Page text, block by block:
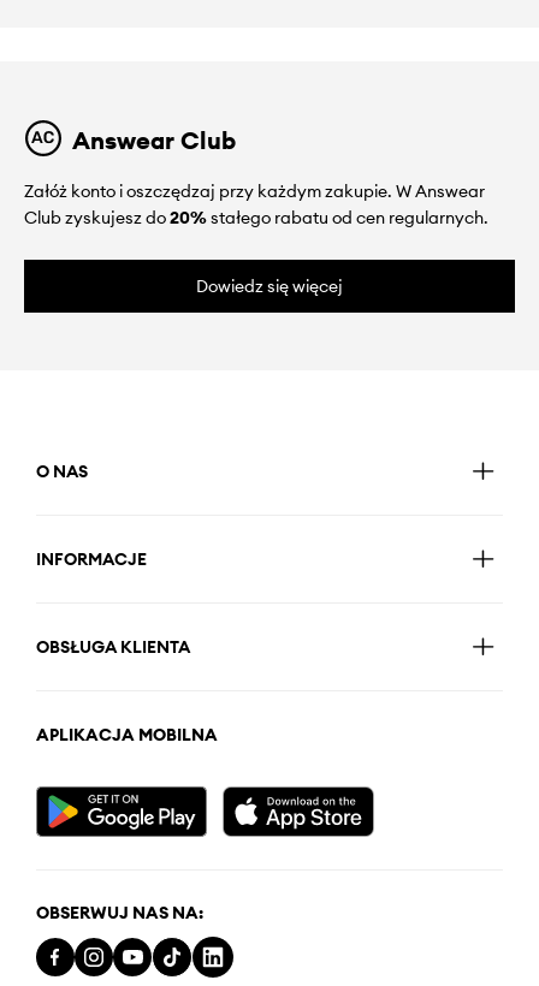
Answear Club
Załóż konto i oszczędzaj przy każdym zakupie. W Answear
Club zyskujesz do20%stałego rabatu od cen regularnych.
Dowiedz się więcej
O NAS
INFORMACJE
OBSŁUGA KLIENTA
APLIKACJA MOBILNA
OBSERWUJ NAS NA: